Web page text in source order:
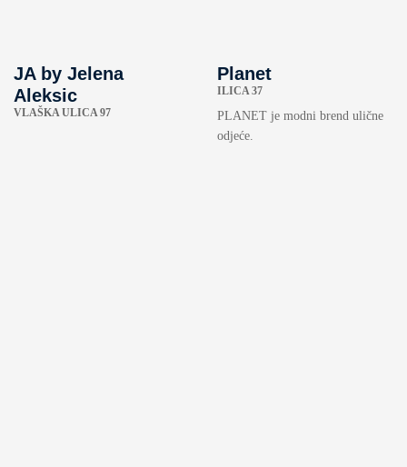
JA by Jelena
Aleksic
VLAŠKA ULICA 97
Planet
ILICA 37
PLANET je modni brend ulične
odjeće.